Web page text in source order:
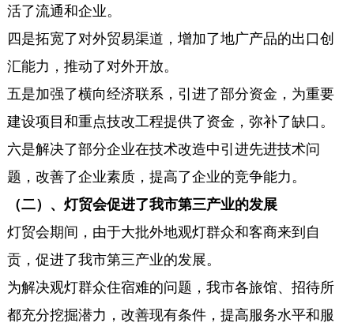
活了流通和企业。
四是拓宽了对外贸易渠道，增加了地广产品的出口创
汇能力，推动了对外开放。
五是加强了横向经济联系，引进了部分资金，为重要
建设项目和重点技改工程提供了资金，弥补了缺口。
六是解决了部分企业在技术改造中引进先进技术问
题，改善了企业素质，提高了企业的竞争能力。
（二）、灯贸会促进了我市第三产业的发展
灯贸会期间，由于大批外地观灯群众和客商来到自
贡，促进了我市第三产业的发展。
为解决观灯群众住宿难的问题，我市各旅馆、招待所
都充分挖掘潜力，改善现有条件，提高服务水平和服